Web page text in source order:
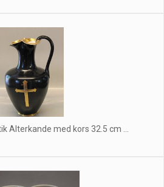
Alterkande med kors 32.5 cm ...